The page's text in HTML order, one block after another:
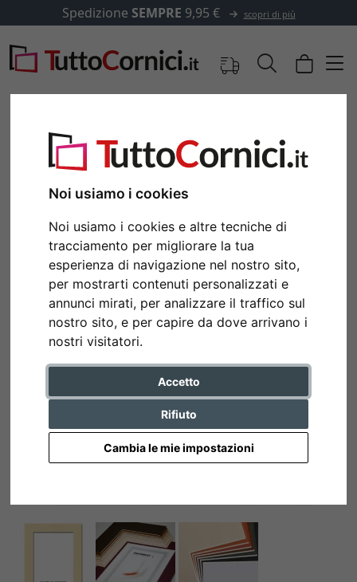
Noi usiamo i cookies
Noi usiamo i cookies e altre tecniche di
tracciamento per migliorare la tua
esperienza di navigazione nel nostro sito,
per mostrarti contenuti personalizzati e
annunci mirati, per analizzare il traffico sul
nostro sito, e per capire da dove arrivano i
nostri visitatori.
Accetto
Rifiuto
Cambia le mie impostazioni
Spedizione SEMPRE 9,95 € scopri di più
Indietro